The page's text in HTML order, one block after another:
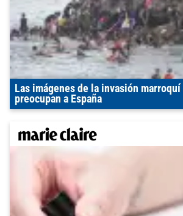
Las imágenes de la invasión marroquí
preocupan a España